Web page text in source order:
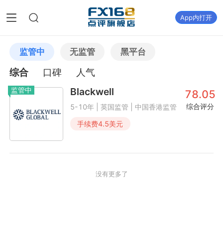
App内打开
监管中 无监管 黑平台
综合 口碑 人气
监管中 Blackwell
5-10年 | 英国监管 | 中国香港监管
78.05
综合评分
手续费4.5美元
没有更多了